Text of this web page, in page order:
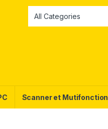
Scanner et Mutifonction